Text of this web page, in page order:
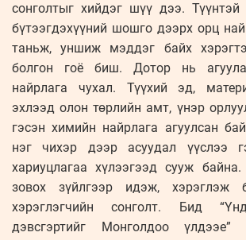
сонголтыг хийдэг шүү дээ. Түүнтэй
бүтээгдэхүүний шошго дээрх орц
таньж, уншиж мэддэг байх
болгон гоё биш. Дотор нь
найрлага чухал. Түүхий эд,
эхлээд олон төрлийн амт, үнэр
гэсэн химийн найрлага агуулсан
нэг чихэр дээр асуудал үүслээ
хариуцлагаа хүлээгээд сууж
зовох зүйлгээр идэж, хэрэглэж
хэрэглэгчийн сонголт. Бид
дэвсгэртийг Монголдоо үлдээе”